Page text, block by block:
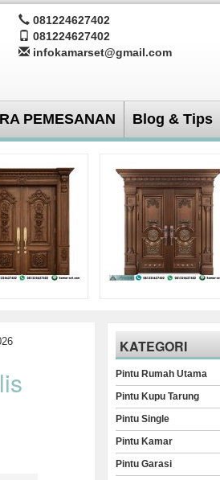
081224627402
081224627402
infokamarset@gmail.com
PEMESANAN Blog & Tips
KATEGORI
Pintu Rumah Utama
Pintu Kupu Tarung
Pintu Single
Pintu Kamar
Pintu Garasi